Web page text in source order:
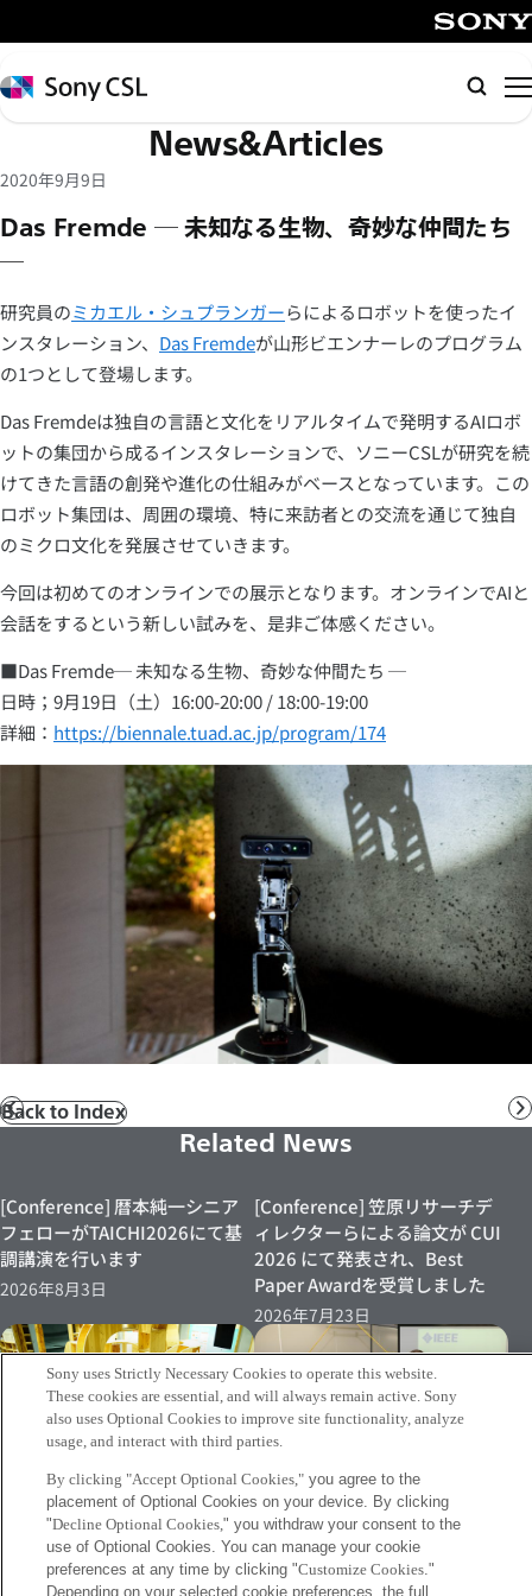
イ
ン
コ
テ
ツ
へ
キ
ッ
プ
Sony
CSL
検
索
News&Articles
2020年9月9日
Das Fremde ─ 未知なる生物、奇妙な仲間たち
─
研究員のミカエル・シュプランガーらによるロボットを使ったイ
ンスタレーション、 Das Fremdeが山形ビエンナーレのプログラム
の1つとして登場します。
Das Fremdeは独自の言語と文化をリアルタイムで発明するAIロボ
ットの集団から成るインスタレーションで、ソニーCSLが研究を続
けてきた言語の創発や進化の仕組みがベースとなっています。この
ロボット集団は、周囲の環境、特に来訪者との交流を通じて独自
のミクロ文化を発展させていきます。
今回は初めてのオンラインでの展示となります。オンラインでAIと
会話をするという新しい試みを、是非ご体感ください。
■Das Fremde─ 未知なる生物、奇妙な仲間たち ─
日時；9月19日（土）16:00-20:00 / 18:00-19:00
詳細： https://biennale.tuad.ac.jp/program/174
前
Back to Index
Related News
[Conference] 暦本純一シニア
フェローがTAICHI2026にて基
調講演を行います
2026年8月3日
[Conference] 笠原リサーチデ
ィレクターらによる論文が CUI
2026 にて発表され、Best
Paper Awardを受賞しました
2026年7月23日
[Event 07/15～]笠原リサーチ
ディレクターの実証実験が日本
科学未来館にて再度実施されま
[Info] フランク・ニールセン研
究員がIEEE 2026年新Fellowと
して東京支部の表彰式にて表彰
されました
Sony uses Strictly Necessary Cookies to operate this website.
These cookies are essential, and will always remain active. Sony
also uses Optional Cookies to improve site functionality, analyze
usage, and interact with third parties.
By clicking "Accept Optional Cookies,"you agree to the
placement of Optional Cookies on your device. By clicking
"Decline Optional Cookies," you withdraw your consent to the
use of Optional Cookies. You can manage your cookie
preferences at any time by clicking "Customize Cookies."
Depending on your selected cookie preferences, the full